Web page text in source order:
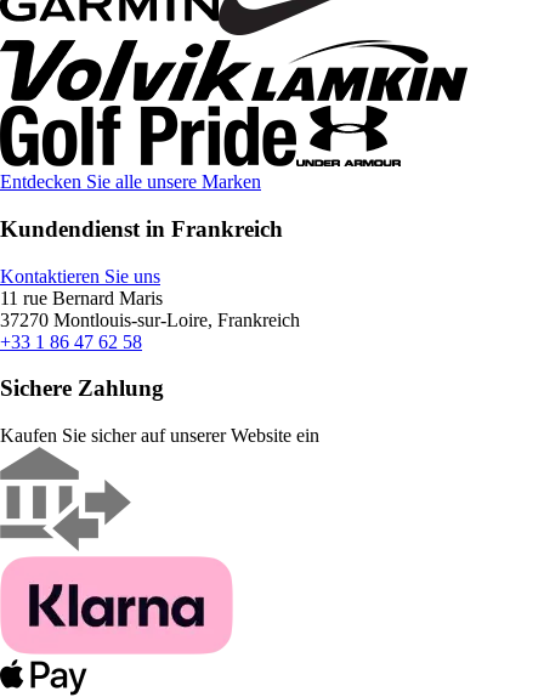
Entdecken Sie alle unsere Marken
Kundendienst in Frankreich
Kontaktieren Sie uns
11 rue Bernard Maris
37270 Montlouis-sur-Loire, Frankreich
+33 1 86 47 62 58
Sichere Zahlung
Kaufen Sie sicher auf unserer Website ein